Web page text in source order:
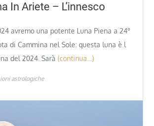
In Ariete – L’innesco
avremo una potente Luna Piena a 24°
di Cammina nel Sole: questa luna è l
del 2024. Sarà (continua…)
astrologiche